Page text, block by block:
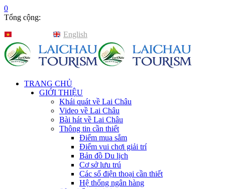
0
Tổng cộng:
English
TRANG CHỦ
GIỚI THIỆU
Khái quát về Lai Châu
Video về Lai Châu
Bài hát về Lai Châu
Thông tin cần thiết
Điểm mua sắm
Điểm vui chơi giải trí
Bản đồ Du lịch
Cơ sở lưu trú
Các số điện thoại cần thiết
Hệ thống ngân hàng